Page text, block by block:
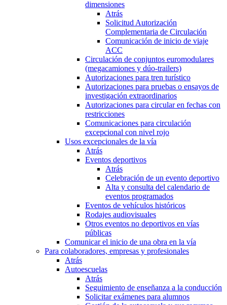
dimensiones
Atrás
Solicitud Autorización
Complementaria de Circulación
Comunicación de inicio de viaje
ACC
Circulación de conjuntos euromodulares
(megacamiones y dúo-trailers)
Autorizaciones para tren turístico
Autorizaciones para pruebas o ensayos de
investigación extraordinarios
Autorizaciones para circular en fechas con
restricciones
Comunicaciones para circulación
excepcional con nivel rojo
Usos excepcionales de la vía
Atrás
Eventos deportivos
Atrás
Celebración de un evento deportivo
Alta y consulta del calendario de
eventos programados
Eventos de vehículos históricos
Rodajes audiovisuales
Otros eventos no deportivos en vías
públicas
Comunicar el inicio de una obra en la vía
Para colaboradores, empresas y profesionales
Atrás
Autoescuelas
Atrás
Seguimiento de enseñanza a la conducción
Solicitar exámenes para alumnos